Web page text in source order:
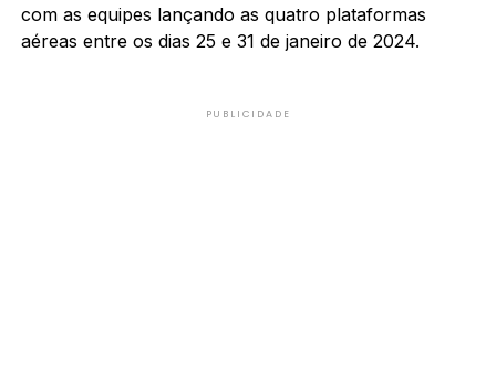
com as equipes lançando as quatro plataformas
aéreas entre os dias 25 e 31 de janeiro de 2024.
PUBLICIDADE